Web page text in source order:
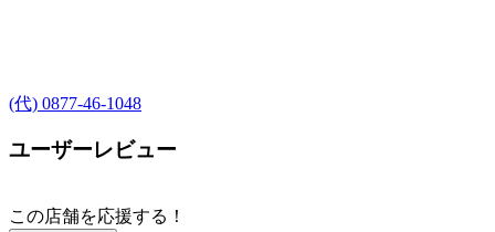
(代) 0877-46-1048
ユーザーレビュー
この店舗を応援する！